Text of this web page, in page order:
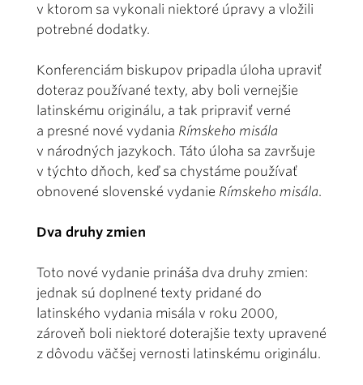
v ktorom sa vykonali niektoré úpravy a vložili
potrebné dodatky.
Konferenciám biskupov pripadla úloha upraviť
doteraz používané texty, aby boli vernejšie
latinskému originálu, a tak pripraviť verné
a presné nové vydania Rímskeho misála
v národných jazykoch. Táto úloha sa završuje
v týchto dňoch, keď sa chystáme používať
obnovené slovenské vydanie Rímskeho misála.
Dva druhy zmien
Toto nové vydanie prináša dva druhy zmien:
jednak sú doplnené texty pridané do
latinského vydania misála v roku 2000,
zároveň boli niektoré doterajšie texty upravené
z dôvodu väčšej vernosti latinskému originálu.